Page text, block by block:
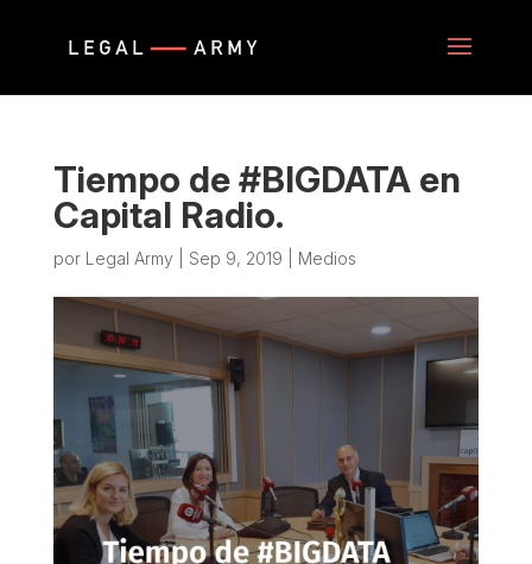
Tiempo de #BIGDATA en
Capital Radio.
por Legal Army Sep 9, 2019 Medios